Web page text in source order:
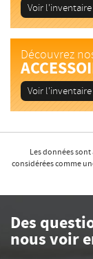
Voir l'inventaire
Découvrez
Voir l'inventaire
Les données
considérées comme
Des
nous voir